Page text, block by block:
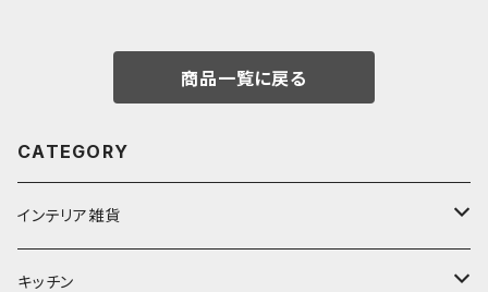
商品一覧に戻る
CATEGORY
インテリア雑貨
置物・オブジェ
キッチン